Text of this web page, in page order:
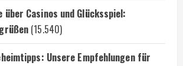
über Casinos und Glücksspiel:
(15.540)
Unsere Empfehlungen für